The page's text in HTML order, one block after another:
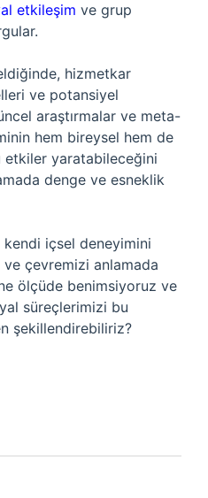
etkileşim ve grup
hizmetkar
ve potansiyel
araştırmalar ve meta-
hem bireysel hem de
etkiler yaratabileceğini
denge ve esneklik
içsel deneyimini
çevremizi anlamada
ölçüde benimsiyoruz ve
süreçlerimizi bu
şekillendirebiliriz?